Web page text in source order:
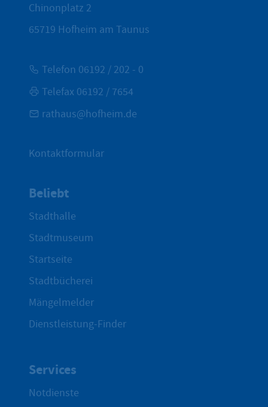
Chinonplatz 2
65719 Hofheim am Taunus
Telefon 06192 / 202 - 0
Telefax 06192 / 7654
rathaus@hofheim.de
Kontaktformular
Beliebt
Stadthalle
Stadtmuseum
Startseite
Stadtbücherei
Mängelmelder
Dienstleistung-Finder
Services
Notdienste